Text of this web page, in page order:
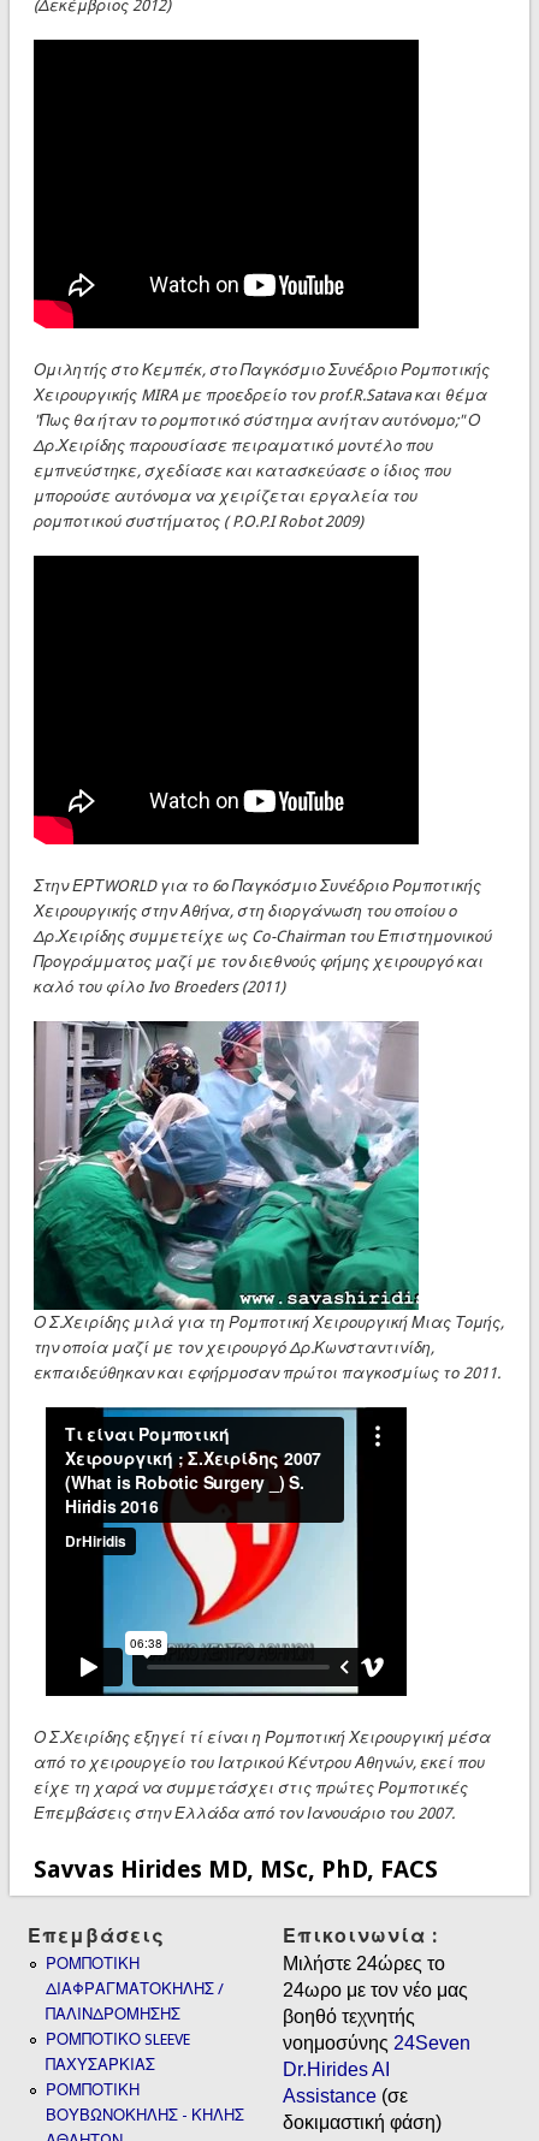
(Δεκέμβριος 2012)
Ομιλητής στο Κεμπέκ, στο Παγκόσμιο Συνέδριο Ρομποτικής
Χειρουργικής MIRA με προεδρείο τον prof.R.Satava και θέμα
"Πως θα ήταν το ρομποτικό σύστημα αν ήταν αυτόνομο;" Ο
Δρ.Χειρίδης παρουσίασε πειραματικό μοντέλο που
εμπνεύστηκε, σχεδίασε και κατασκεύασε ο ίδιος που
μπορούσε αυτόνομα να χειρίζεται εργαλεία του
ρομποτικού συστήματος ( P.O.P.I Robot 2009)
Στην ΕΡΤWORLD για το 6ο Παγκόσμιο Συνέδριο Ρομποτικής
Χειρουργικής στην Αθήνα, στη διοργάνωση του οποίου ο
Δρ.Χειρίδης συμμετείχε ως Co-Chairman του Επιστημονικού
Προγράμματος μαζί με τον διεθνούς φήμης χειρουργό και
καλό του φίλο Ivo Broeders (2011)
▶
Ο Σ.Χειρίδης μιλά για τη Ρομποτική Χειρουργική Μιας Τομής,
την οποία μαζί με τον χειρουργό Δρ.Κωνσταντινίδη,
εκπαιδεύθηκαν και εφήρμοσαν πρώτοι παγκοσμίως το 2011.
Ο Σ.Χειρίδης εξηγεί τί είναι η Ρομποτική Χειρουργική μέσα
από το χειρουργείο του Ιατρικού Κέντρου Αθηνών, εκεί που
είχε τη χαρά να συμμετάσχει στις πρώτες Ρομποτικές
Επεμβάσεις στην Ελλάδα από τον Ιανουάριο του 2007.
Savvas Hirides MD, MSc, PhD, FACS
Επεμβάσεις
ΡΟΜΠΟΤΙΚΗ
ΔΙΑΦΡΑΓΜΑΤΟΚΗΛΗΣ /
ΠΑΛΙΝΔΡΟΜΗΣΗΣ
ΡΟΜΠΟΤΙΚΟ SLEEVE
ΠΑΧΥΣΑΡΚΙΑΣ
ΡΟΜΠΟΤΙΚΗ
ΒΟΥΒΩΝΟΚΗΛΗΣ - ΚΗΛΗΣ
Επικοινωνία :
Μιλήστε 24ώρες το
24ωρο με τον νέο μας
βοηθό τεχνητής
νοημοσύνης 24Seven
Dr.Hirides AI
Assistance (σε
δοκιμαστική φάση)